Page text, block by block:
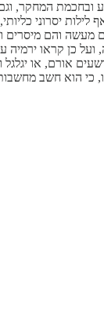
יסרוני
כן קראו
אורם, או יגלגל